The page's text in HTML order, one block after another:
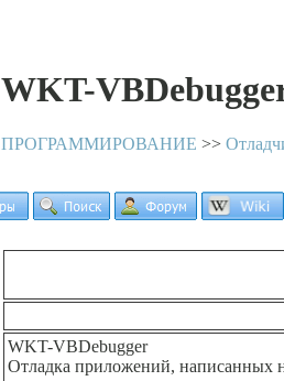
WKT-
ПРОГРАММИРОВАНИЕ >>
WKT-VBDebugger
Отладка приложений, написанных